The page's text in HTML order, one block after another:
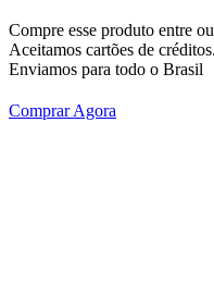
Compre esse produto entre
Aceitamos cartões de créditos.
Enviamos para todo o Brasil
Comprar Agora